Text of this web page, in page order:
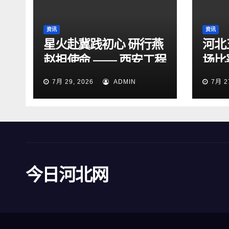
资讯
星火赴冀践初心 研行燕
赵担使命 —— 西安工程
大学“星火研途”研究生
7月 29, 2026 ADMIN
资讯
河北
场
15:1
7月
今日河北网